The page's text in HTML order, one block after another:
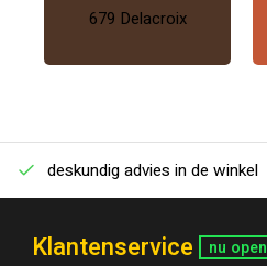
679 Delacroix
deskundig advies in de winkel
Klantenservice nu open